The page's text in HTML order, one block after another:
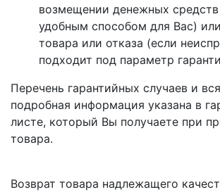
возмещении денежных
удобным способом для Вас)
товара или отказа (если
подходит под параметр
Перечень гарантийных случаев и
подробная информация указана в
листе, который Вы получаете при
товара.
Возврат товара надлежащего